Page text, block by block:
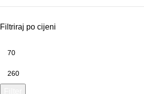
Filtriraj po cijeni